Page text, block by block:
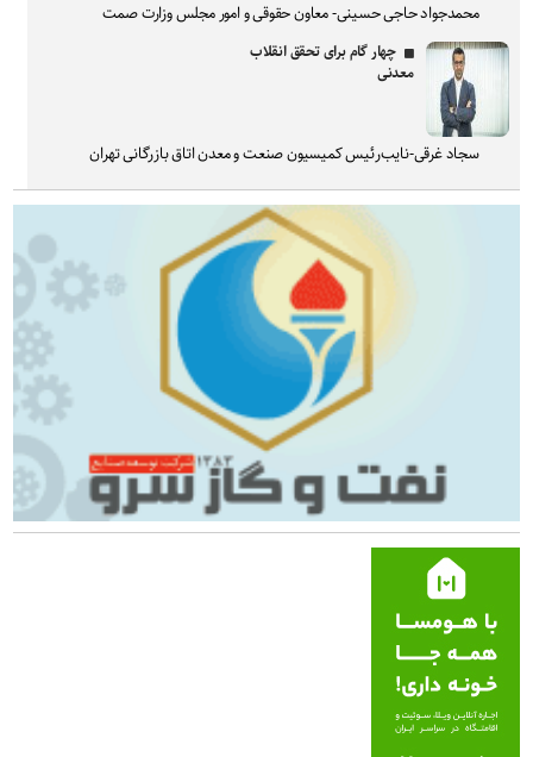
محمدجواد حاجی حسینی- معاون حقوقی و امور مجلس وزارت صمت
چهار گام برای تحقق انقلاب
معدنی
سجاد غرقی-نایب‌رئیس کمیسیون صنعت و معدن اتاق بازرگانی تهران